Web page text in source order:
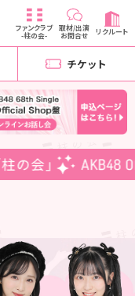
ファンクラブ
-柱の会-
取材/出演
お問合せ リクルート
チケット